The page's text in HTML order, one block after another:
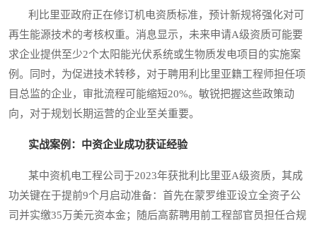
利比里亚政府正在修订机电资质标准，预计新规将强化对可
再生能源技术的考核权重。消息显示，未来申请A级资质可能要
求企业提供至少2个太阳能光伏系统或生物质发电项目的实施案
例。同时，为促进技术转移，对于聘用利比里亚籍工程师担任项
目总监的企业，审批流程可能缩短20%。敏锐把握这些政策动
向，对于规划长期运营的企业至关重要。
实战案例：中资企业成功获证经验
某中资机电工程公司于2023年获批利比里亚A级资质，其成
功关键在于提前9个月启动准备：首先在蒙罗维亚设立全资子公
司并实缴35万美元资本金；随后高薪聘用前工程部官员担任合规